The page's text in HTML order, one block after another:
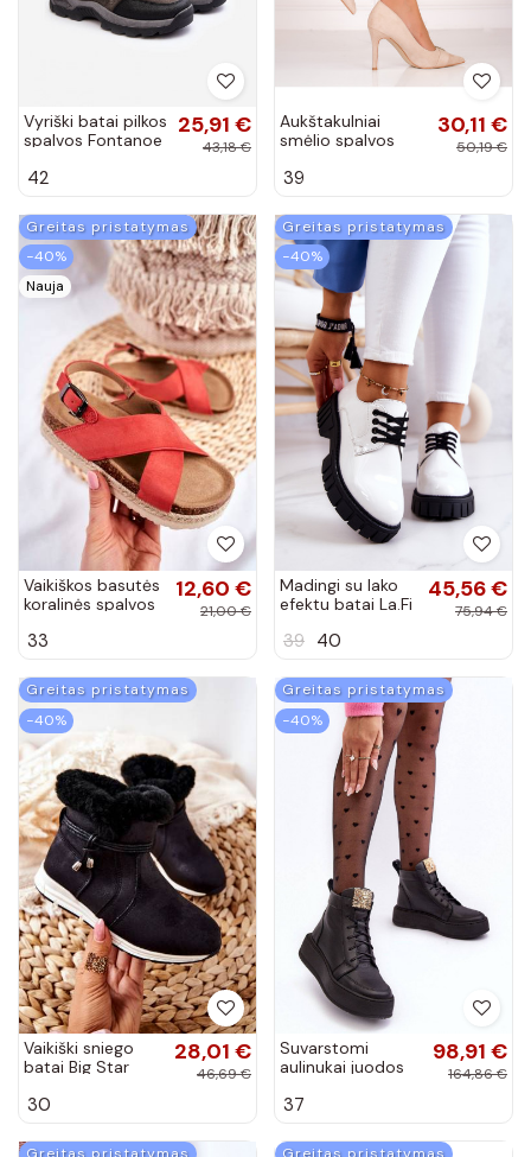
Vyriški batai pilkos
spalvos Fontanoe
25,91 €
43,18 €
42
Aukštakulniai
smėlio spalvos
moterims
30,11 €
50,19 €
39
Greitas pristatymas
−40%
Nauja
Vaikiškos basutės
koralinės spalvos
12,60 €
21,00 €
33
Greitas pristatymas
−40%
Madingi su lako
efektu batai La.Fi
Hallie
45,56 €
75,94 €
39 40
Greitas pristatymas
−40%
Vaikiški sniego
batai Big Star
juodos spalvos
28,01 €
46,69 €
30
Greitas pristatymas
−40%
Suvarstomi
aulinukai juodos
98,91 €
164,86 €
37